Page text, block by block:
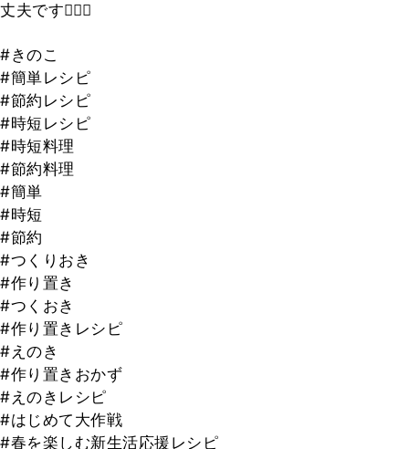
丈夫です🙆🏻‍♀️
#きのこ
#簡単レシピ
#節約レシピ
#時短レシピ
#時短料理
#節約料理
#簡単
#時短
#節約
#つくりおき
#作り置き
#つくおき
#作り置きレシピ
#えのき
#作り置きおかず
#えのきレシピ
#はじめて大作戦
#春を楽しむ新生活応援レシピ